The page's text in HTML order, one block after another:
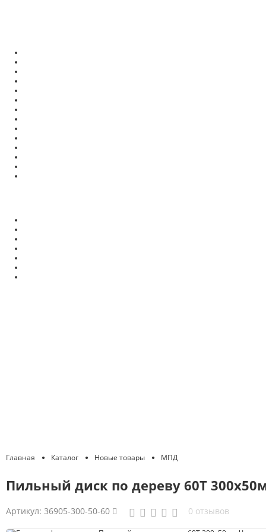
Главная Каталог Новые товары МПД
Пильный диск по дереву 60Т
Артикул: 36905-300-50-60 0 отзывов